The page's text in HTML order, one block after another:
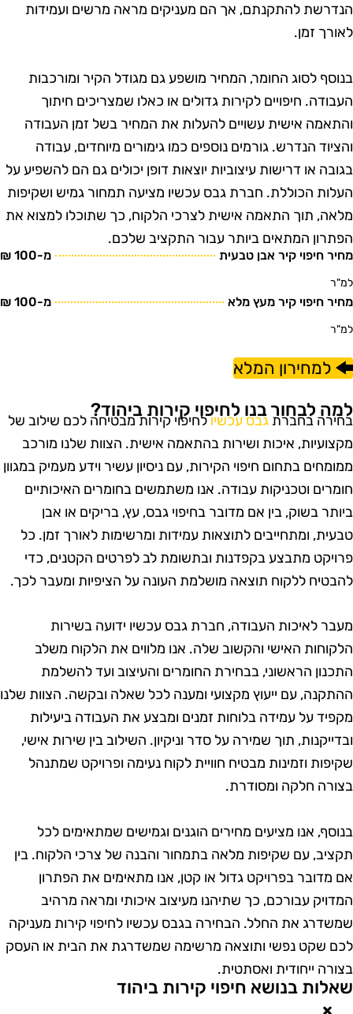
להתקנתם, אך הם מעניקים מראה מרשים ועמידות
זמן.
לסוג החומר, המחיר מושפע גם מגודל הקיר ומורכבות
חיפויים לקירות גדולים או כאלו שמצריכים חיתוך
אישית עשויים להעלות את המחיר בשל זמן העבודה
הנדרש. גורמים נוספים כמו גימורים מיוחדים, עבודה
או דרישות עיצוביות יוצאות דופן יכולים גם הם להשפיע על
הכוללת. חברת גבס עכשיו מציעה תמחור גמיש ושקיפות
תוך התאמה אישית לצרכי הלקוח, כך שתוכלו למצוא את
המתאים ביותר עבור התקציב שלכם.
חיפוי קיר אבן טבעית מ-100 ₪
חיפוי קיר מעץ מלא מ-100 ₪
למחירון המלא
לבחור בנו לחיפוי קירות ביהוד?
בחברתגבס עכשיולחיפוי קירות מבטיחה לכם שילוב של
איכות ושירות בהתאמה אישית. הצוות שלנו מורכב
בתחום חיפוי הקירות, עם ניסיון עשיר וידע מעמיק במגוון
וטכניקות עבודה. אנו משתמשים בחומרים האיכותיים
בשוק, בין אם מדובר בחיפוי גבס, עץ, בריקים או אבן
ומתחייבים לתוצאות עמידות ומרשימות לאורך זמן. כל
מתבצע בקפדנות ובתשומת לב לפרטים הקטנים, כדי
ללקוח תוצאה מושלמת העונה על הציפיות ומעבר לכך.
לאיכות העבודה, חברת גבס עכשיו ידועה בשירות
האישי והקשוב שלה. אנו מלווים את הלקוח משלב
הראשוני, בבחירת החומרים והעיצוב ועד להשלמת
עם ייעוץ מקצועי ומענה לכל שאלה ובקשה. הצוות שלנו
על עמידה בלוחות זמנים ומבצע את העבודה ביעילות
תוך שמירה על סדר וניקיון. השילוב בין שירות אישי,
וזמינות מבטיח חוויית לקוח נעימה ופרויקט שמתנהל
חלקה ומסודרת.
אנו מציעים מחירים הוגנים וגמישים שמתאימים לכל
עם שקיפות מלאה בתמחור והבנה של צרכי הלקוח. בין
מדובר בפרויקט גדול או קטן, אנו מתאימים את הפתרון
עבורכם, כך שתיהנו מעיצוב איכותי ומראה מרהיב
את החלל. הבחירה בגבס עכשיו לחיפוי קירות מעניקה
שקט נפשי ותוצאה מרשימה שמשדרגת את הבית או העסק
ייחודית ואסתטית.
בנושא חיפוי קירות ביהוד